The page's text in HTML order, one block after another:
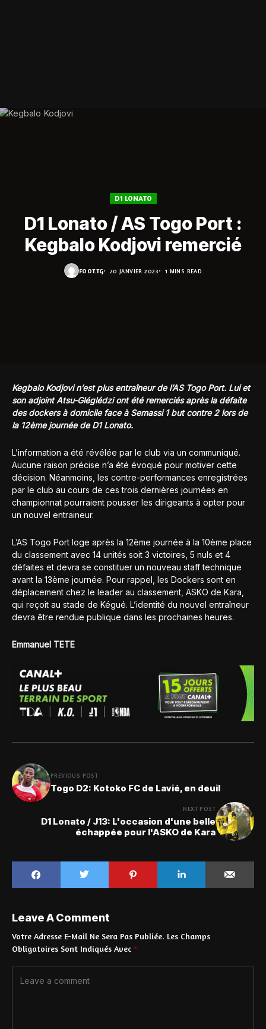
D1 LONATO
D1 Lonato / AS Togo Port :
Kegbalo Kodjovi remercié
FOOT.TG 20 JANVIER 2023 1 MINS READ
Kegbalo Kodjovi n’est plus entraîneur de l’AS Togo Port. Lui et
son adjoint Atsu-Gléglédzi ont été remerciés après la défaite
des dockers à domicile face à Semassi 1 but contre 2 lors de
la 12ème journée de D1 Lonato.
L’information a été révélée par le club via un communiqué.
Aucune raison précise n’a été évoqué pour motiver cette
décision. Néanmoins, les contre-performances enregistrées
par le club au cours de ces trois dernières journées en
championnat pourraient pousser les dirigeants à opter pour
un nouvel entraineur.
L’AS Togo Port loge après la 12ème journée à la 10ème place
du classement avec 14 unités soit 3 victoires, 5 nuls et 4
défaites et devra se constituer un nouveau staff technique
avant la 13ème journée. Pour rappel, les Dockers sont en
déplacement chez le leader au classement, ASKO de Kara,
qui reçoit au stade de Kégué. L’identité du nouvel entraîneur
devra être rendue publique dans les prochaines heures.
Emmanuel TETE
PREVIOUS POST
Togo D2: Kotoko FC de Lavié, en deuil
NEXT POST
D1 Lonato / J13: L'occasion d'une belle
échappée pour l'ASKO de Kara
Leave A Comment
Votre Adresse E-Mail Ne Sera Pas Publiée. Les Champs
Obligatoires Sont Indiqués Avec *